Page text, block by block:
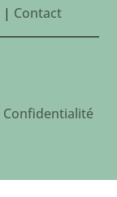
| Contact
Confidentialité